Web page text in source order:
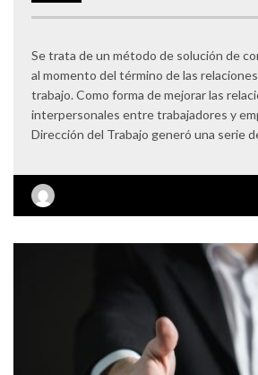
Se trata de un método de solución de
al momento del término de las
trabajo. Como forma de mejorar las
interpersonales entre trabajadores y
Dirección del Trabajo generó una serie